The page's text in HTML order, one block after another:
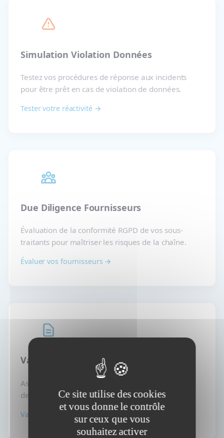
Simulation Violation Données
Testez vos procédures de réponse aux incidents
pour être prêt en cas de violation de données.
Tester votre réactivité →
Due Diligence Fournisseurs
Évaluation de la conformité RGPD de vos sous-
traitants pour maîtriser les risques de la chaîne.
Évaluer vos fournisseurs →
Validation Politiques Confidentialité
Assurez la conformité et la clarté de vos politiques
de confidentialité (site web, apps…).
Valider vos politiques →
Ce site utilise des cookies
et vous donne le contrôle
sur ceux que vous
souhaitez activer